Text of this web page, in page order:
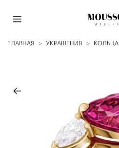
ГЛАВНАЯ УКРАШЕНИЯ КОЛЬЦА